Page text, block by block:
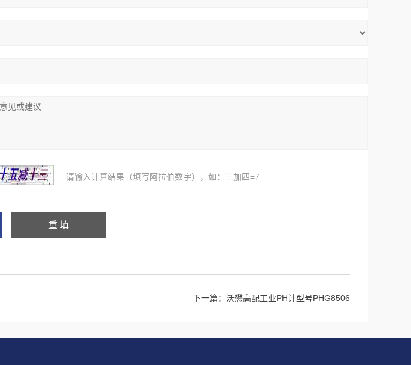
请输入计算结果（填写阿拉伯数字），如：三加四=7
下一篇： 沃懋高配工业PH计型号PHG8506